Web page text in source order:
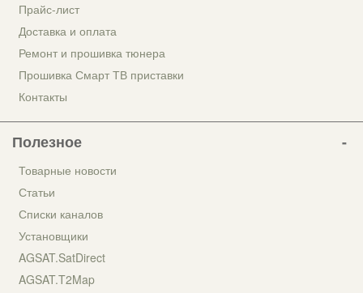
Прайс-лист
Доставка и оплата
Ремонт и прошивка тюнера
Прошивка Смарт ТВ приставки
Контакты
Полезное
Товарные новости
Статьи
Списки каналов
Установщики
AGSAT.SatDirect
AGSAT.T2Map